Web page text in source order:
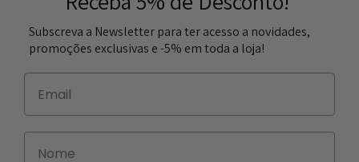
Subscreva a Newsletter para ter acesso a novidades,
promoções exclusivas e -5% em toda a loja!